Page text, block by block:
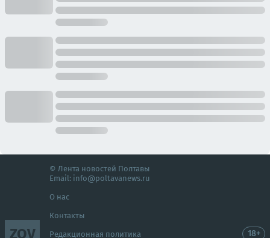
ZOV
© Лента новостей Полтавы
Email: info@poltavanews.ru
О нас
Контакты
Редакционная политика 18+